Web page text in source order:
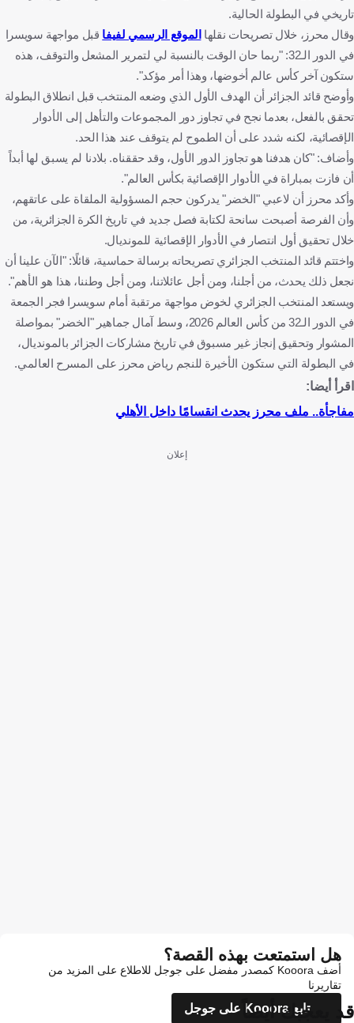
تاريخي في البطولة الحالية.
وقال محرز، خلال تصريحات نقلها الموقع الرسمي لفيفا قبل مواجهة سويسرا
في الدور الـ32: "ربما حان الوقت بالنسبة لي لتمرير المشعل والتوقف، هذه
ستكون آخر كأس عالم أخوضها، وهذا أمر مؤكد".
وأوضح قائد الجزائر أن الهدف الأول الذي وضعه المنتخب قبل انطلاق البطولة
تحقق بالفعل، بعدما نجح في تجاوز دور المجموعات والتأهل إلى الأدوار
الإقصائية، لكنه شدد على أن الطموح لم يتوقف عند هذا الحد.
وأضاف: "كان هدفنا هو تجاوز الدور الأول، وقد حققناه. بلادنا لم يسبق لها أبداً
أن فازت بمباراة في الأدوار الإقصائية بكأس العالم".
وأكد محرز أن لاعبي "الخضر" يدركون حجم المسؤولية الملقاة على عاتقهم،
وأن الفرصة أصبحت سانحة لكتابة فصل جديد في تاريخ الكرة الجزائرية، من
خلال تحقيق أول انتصار في الأدوار الإقصائية للمونديال.
واختتم قائد المنتخب الجزائري تصريحاته برسالة حماسية، قائلًا: "الآن علينا أن
نجعل ذلك يحدث، من أجلنا، ومن أجل عائلاتنا، ومن أجل وطننا، هذا هو الأهم".
ويستعد المنتخب الجزائري لخوض مواجهة مرتقبة أمام سويسرا فجر الجمعة
في الدور الـ32 من كأس العالم 2026، وسط آمال جماهير "الخضر" بمواصلة
المشوار وتحقيق إنجاز غير مسبوق في تاريخ مشاركات الجزائر بالمونديال،
في البطولة التي ستكون الأخيرة للنجم رياض محرز على المسرح العالمي.
اقرأ أيضا:
مفاجأة.. ملف محرز يحدث انقسامًا داخل الأهلي
إعلان
هل استمتعت بهذه القصة؟
أضف Kooora كمصدر مفضل على جوجل للاطلاع على المزيد من
تقاريرنا
تابع Kooora على جوجل
قد يعجبك أيضاً